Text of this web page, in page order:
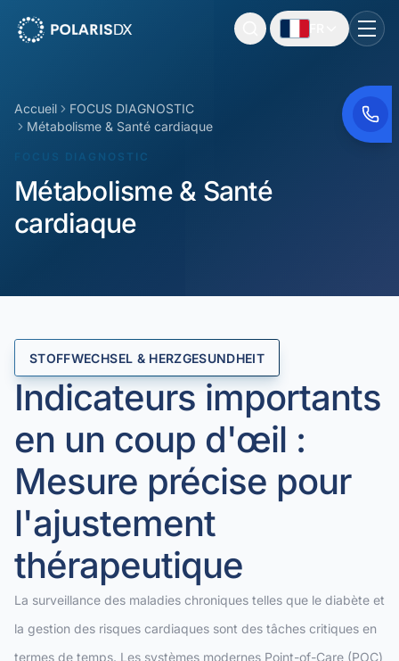
PolarisDX
Accueil
FOCUS DIAGNOSTIC
Métabolisme & Santé cardiaque
FOCUS DIAGNOSTIC
Métabolisme & Santé
cardiaque
STOFFWECHSEL & HERZGESUNDHEIT
Indicateurs importants
en un coup d'œil :
Mesure précise pour
l'ajustement
thérapeutique
La surveillance des maladies chroniques telles que le diabète et
la gestion des risques cardiaques sont des tâches critiques en
termes de temps. Les systèmes modernes Point-of-Care (POC)